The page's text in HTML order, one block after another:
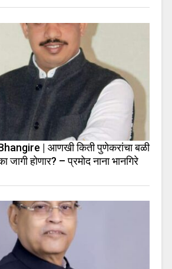
| आणखी किती पुणेकरांचा बळी
जागी होणार? – प्रमोद नाना भानगिरे